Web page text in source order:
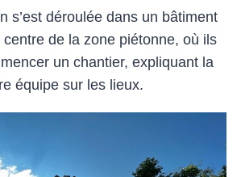
s’est déroulée dans un bâtiment
de la zone piétonne, où ils
un chantier, expliquant la
équipe sur les lieux.